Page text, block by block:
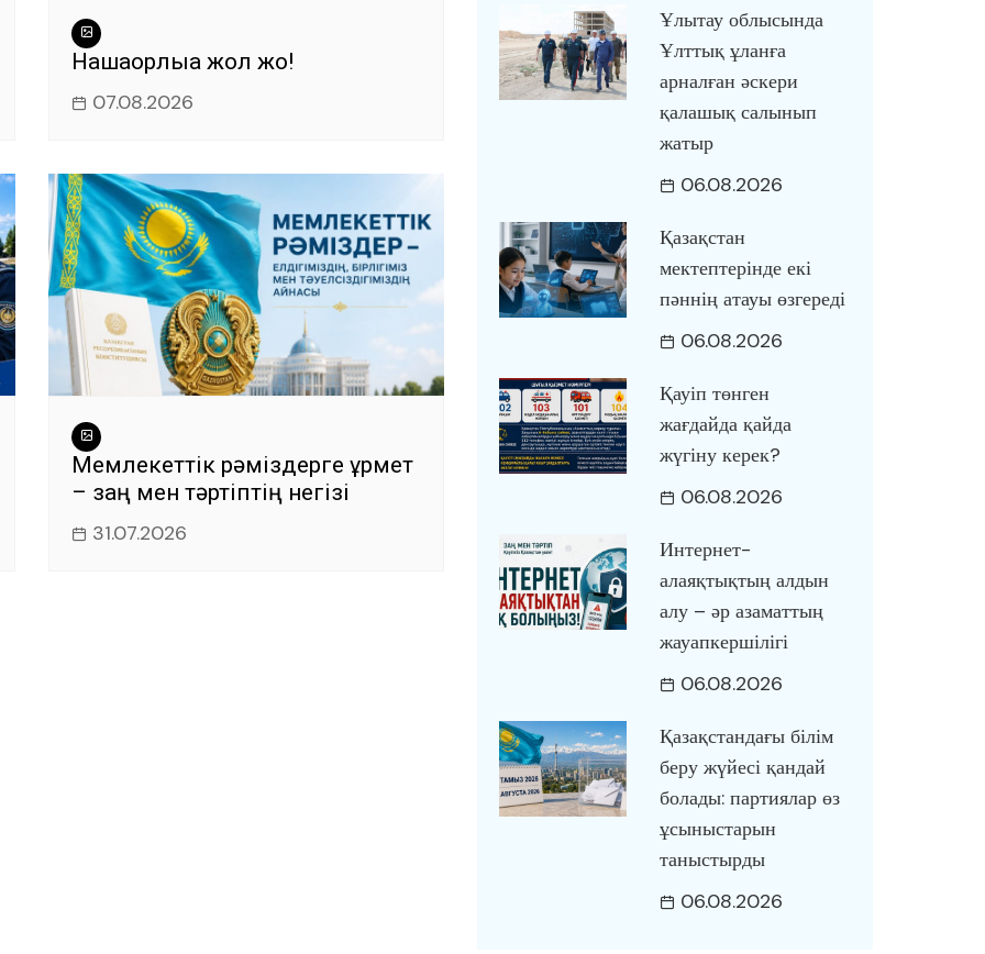
Нашақорлыққа жол жоқ!
07.08.2026
Мемлекеттік рәміздерге құрмет
– заң мен тәртіптің негізі
31.07.2026
Ұлытау облысында
Ұлттық ұланға
арналған әскери
қалашық салынып
жатыр
06.08.2026
Қазақстан
мектептерінде екі
пәннің атауы өзгереді
06.08.2026
Қауіп төнген
жағдайда қайда
жүгіну керек?
06.08.2026
Интернет-
алаяқтықтың алдын
алу – әр азаматтың
жауапкершілігі
06.08.2026
Қазақстандағы білім
беру жүйесі қандай
болады: партиялар өз
ұсыныстарын
таныстырды
06.08.2026